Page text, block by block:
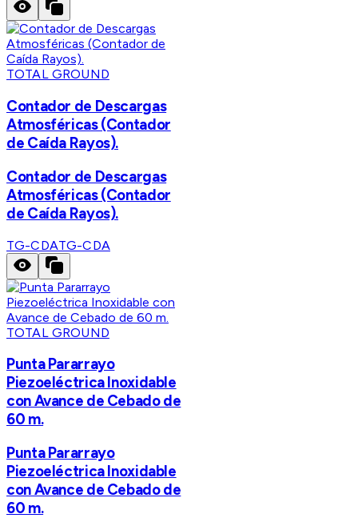
TOTAL GROUND
Contador de Descargas
Atmosféricas (Contador
de Caída Rayos).
Contador de Descargas
Atmosféricas (Contador
de Caída Rayos).
TG-CDATG-CDA
TOTAL GROUND
Punta Pararrayo
Piezoeléctrica Inoxidable
con Avance de Cebado de
60 m.
Punta Pararrayo
Piezoeléctrica Inoxidable
con Avance de Cebado de
60 m.